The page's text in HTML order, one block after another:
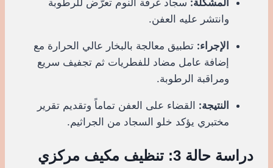
وانتشر عليه العفن.
الإجراء: تطبيق معالجة بالبخار عالي الحرارة مع
إضافة عامل مضاد للفطريات ثم تجفيف سريع
ومراقبة الرطوبة.
النتيجة: القضاء على العفن تماماً وتقديم تقرير
مختبري يؤكد خلو السجاد من الجراثيم.
دراسة حالة 3: تنظيف مكيف مركزي